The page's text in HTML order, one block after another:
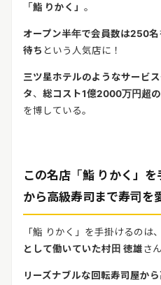
「鮨 りかく」 。
オープン半年で会員数は250名
待ち という人気店に！
三ツ星ホテルのようなサービス
タ、 総コスト1億2000万円超
を博している。
この名店「鮨 りかく」
から高級寿司まで寿司を
「鮨 りかく」を手掛けるのは、
として働いていた村田 徳雄さん
リーズナブルな回転寿司屋か